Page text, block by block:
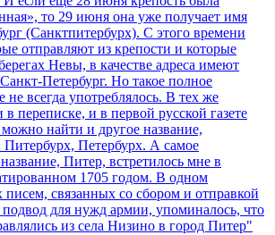
то 29 июня она уже получает имя
(Санктпитербурх). С этого времени
отправляют из крепости и которые
Невы, в качестве адреса имеют
Петербург. Но такое полное
не всегда употреблялось. В тех же
в переписке, и в первой русской газете
найти и другое название,
Питербурх, Петербурх. А самое
Питер, встретилось мне в
1705 годом. В одном
писем, связанных со сбором и отправкой
подвод для нужд армии, упоминалось, что
из села Низино в город Питер"